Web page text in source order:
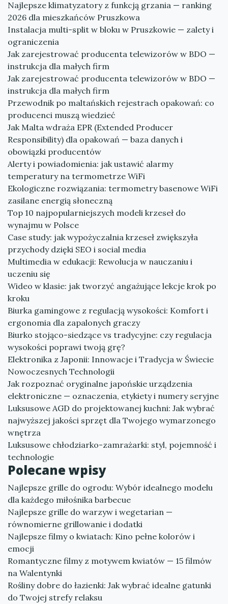
Najlepsze klimatyzatory z funkcją grzania — ranking
2026 dla mieszkańców Pruszkowa
Instalacja multi-split w bloku w Pruszkowie — zalety i
ograniczenia
Jak zarejestrować producenta telewizorów w BDO —
instrukcja dla małych firm
Jak zarejestrować producenta telewizorów w BDO —
instrukcja dla małych firm
Przewodnik po maltańskich rejestrach opakowań: co
producenci muszą wiedzieć
Jak Malta wdraża EPR (Extended Producer
Responsibility) dla opakowań — baza danych i
obowiązki producentów
Alerty i powiadomienia: jak ustawić alarmy
temperatury na termometrze WiFi
Ekologiczne rozwiązania: termometry basenowe WiFi
zasilane energią słoneczną
Top 10 najpopularniejszych modeli krzeseł do
wynajmu w Polsce
Case study: jak wypożyczalnia krzeseł zwiększyła
przychody dzięki SEO i social media
Multimedia w edukacji: Rewolucja w nauczaniu i
uczeniu się
Wideo w klasie: jak tworzyć angażujące lekcje krok po
kroku
Biurka gamingowe z regulacją wysokości: Komfort i
ergonomia dla zapalonych graczy
Biurko stojąco-siedzące vs tradycyjne: czy regulacja
wysokości poprawi twoją grę?
Elektronika z Japonii: Innowacje i Tradycja w Świecie
Nowoczesnych Technologii
Jak rozpoznać oryginalne japońskie urządzenia
elektroniczne — oznaczenia, etykiety i numery seryjne
Luksusowe AGD do projektowanej kuchni: Jak wybrać
najwyższej jakości sprzęt dla Twojego wymarzonego
wnętrza
Luksusowe chłodziarko-zamrażarki: styl, pojemność i
technologie
Polecane wpisy
Najlepsze grille do ogrodu: Wybór idealnego modelu
dla każdego miłośnika barbecue
Najlepsze grille do warzyw i wegetarian —
równomierne grillowanie i dodatki
Najlepsze filmy o kwiatach: Kino pełne kolorów i
emocji
Romantyczne filmy z motywem kwiatów — 15 filmów
na Walentynki
Rośliny dobre do łazienki: Jak wybrać idealne gatunki
do Twojej strefy relaksu